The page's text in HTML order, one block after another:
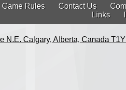
Game Rules Contact Us
Links
N.E. Calgary, Alberta, Canada